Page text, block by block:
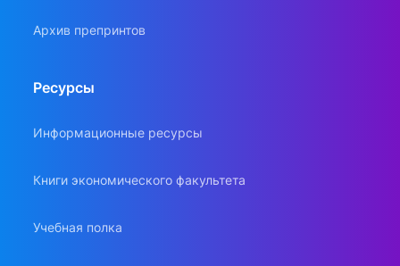
Архив препринтов
Ресурсы
Информационные ресурсы
Книги экономического факультета
Учебная полка